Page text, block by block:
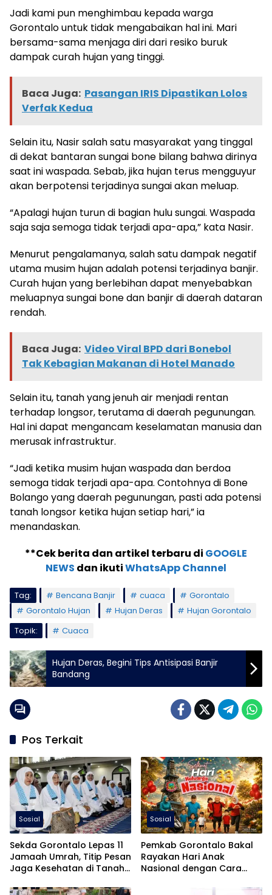
Jadi kami pun menghimbau kepada warga
Gorontalo untuk tidak mengabaikan hal ini. Mari
bersama-sama menjaga diri dari resiko buruk
dampak curah hujan yang tinggi.
Baca Juga: Pasangan IRIS Dipastikan Lolos
Verfak Kedua
Selain itu, Nasir salah satu masyarakat yang tinggal
di dekat bantaran sungai bone bilang bahwa dirinya
saat ini waspada. Sebab, jika hujan terus mengguyur
akan berpotensi terjadinya sungai akan meluap.
“Apalagi hujan turun di bagian hulu sungai. Waspada
saja saja semoga tidak terjadi apa-apa,” kata Nasir.
Menurut pengalamanya, salah satu dampak negatif
utama musim hujan adalah potensi terjadinya banjir.
Curah hujan yang berlebihan dapat menyebabkan
meluapnya sungai bone dan banjir di daerah dataran
rendah.
Baca Juga: Video Viral BPD dari Bonebol
Tak Kebagian Makanan di Hotel Manado
Selain itu, tanah yang jenuh air menjadi rentan
terhadap longsor, terutama di daerah pegunungan.
Hal ini dapat mengancam keselamatan manusia dan
merusak infrastruktur.
“Jadi ketika musim hujan waspada dan berdoa
semoga tidak terjadi apa-apa. Contohnya di Bone
Bolango yang daerah pegunungan, pasti ada potensi
tanah longsor ketika hujan setiap hari,” ia
menandaskan.
**Cek berita dan artikel terbaru di GOOGLE
NEWS dan ikutiWhatsApp Channel
Tag: Bencana Banjir cuaca
Gorontalo
Gorontalo Hujan
Hujan Deras
Hujan Gorontalo
Topik:
Cuaca
Hujan Deras, Begini Tips Antisipasi Banjir
Bandang
Pos Terkait
Sosial
Sekda Gorontalo Lepas 11
Jamaah Umrah, Titip Pesan
Jaga Kesehatan di Tanah
Sosial
Pemkab Gorontalo Bakal
Rayakan Hari Anak
Nasional dengan Cara